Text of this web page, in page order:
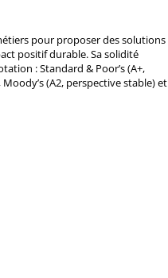
pour proposer des solutions
positif durable. Sa solidité
: Standard & Poor’s (A+,
(A2, perspective stable) et